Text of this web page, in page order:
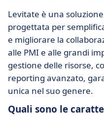
Levitate è una
progettata per
e migliorare la
alle PMI e alle grandi
gestione delle risorse,
reporting avanzato,
unica nel suo genere.
Quali sono le